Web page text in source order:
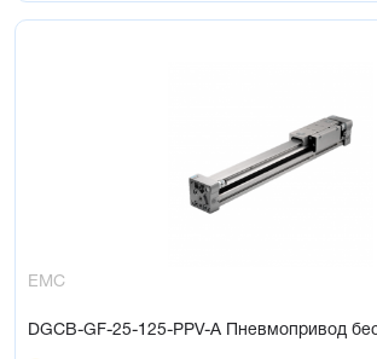
EMC
DGCB-GF-25-125-PPV-A Пневмопривод